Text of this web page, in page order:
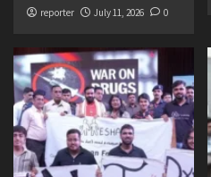
reporter July 11, 2026 0